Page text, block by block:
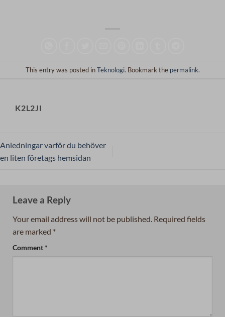
This entry was posted inTeknologi. Bookmark the permalink.
K2L2JI
Anledningar varför du behöver
en liten företags hemsidan
Leave a Reply
Your email address will not be published. Required fields
are marked *
Comment*